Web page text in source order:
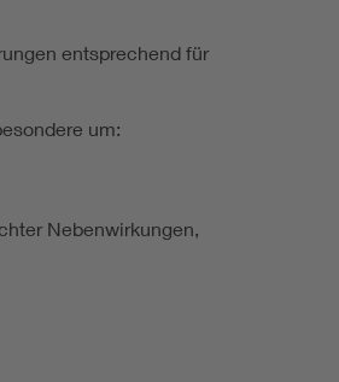
entsprechend für
um:
Nebenwirkungen,